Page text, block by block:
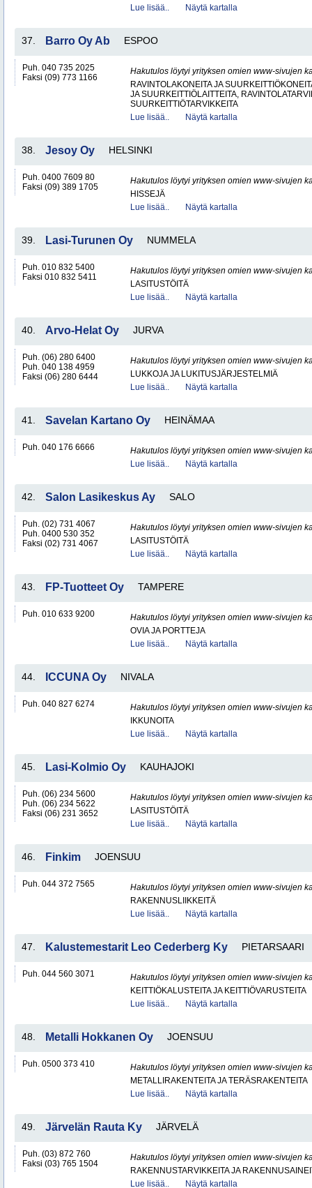
Lue lisää..
Näytä kartalla
37. Barro Oy Ab ESPOO
Puh. 040 735 2025
Faksi (09) 773 1166
Hakutulos löytyi yrityksen omien www-sivujen
RAVINTOLAKONEITA JA
JA SUURKEITTIÖLAITTEITA,
SUURKEITTIÖTARVIKKEITA
Lue lisää..
Näytä kartalla
38. Jesoy Oy HELSINKI
Puh. 0400 7609 80
Faksi (09) 389 1705
Hakutulos löytyi yrityksen omien www-sivujen
HISSEJÄ
Lue lisää..
Näytä kartalla
39. Lasi-Turunen Oy NUMMELA
Puh. 010 832 5400
Faksi 010 832 5411
Hakutulos löytyi yrityksen omien www-sivujen
LASITUSTÖITÄ
Lue lisää..
Näytä kartalla
40. Arvo-Helat Oy JURVA
Puh. (06) 280 6400
Puh. 040 138 4959
Faksi (06) 280 6444
Hakutulos löytyi yrityksen omien www-sivujen
LUKKOJA JA LUKITUSJÄRJESTELMIÄ
Lue lisää..
Näytä kartalla
41. Savelan Kartano Oy HEINÄMAA
Puh. 040 176 6666
Hakutulos löytyi yrityksen omien www-sivujen
Lue lisää..
Näytä kartalla
42. Salon Lasikeskus Ay SALO
Puh. (02) 731 4067
Puh. 0400 530 352
Faksi (02) 731 4067
Hakutulos löytyi yrityksen omien www-sivujen
LASITUSTÖITÄ
Lue lisää..
Näytä kartalla
43. FP-Tuotteet Oy TAMPERE
Puh. 010 633 9200
Hakutulos löytyi yrityksen omien www-sivujen
OVIA JA PORTTEJA
Lue lisää..
Näytä kartalla
44. ICCUNA Oy NIVALA
Puh. 040 827 6274
Hakutulos löytyi yrityksen omien www-sivujen
IKKUNOITA
Lue lisää..
Näytä kartalla
45. Lasi-Kolmio Oy KAUHAJOKI
Puh. (06) 234 5600
Puh. (06) 234 5622
Faksi (06) 231 3652
Hakutulos löytyi yrityksen omien www-sivujen
LASITUSTÖITÄ
Lue lisää..
Näytä kartalla
46. Finkim JOENSUU
Puh. 044 372 7565
Hakutulos löytyi yrityksen omien www-sivujen
RAKENNUSLIIKKEITÄ
Lue lisää..
Näytä kartalla
47. Kalustemestarit Leo Cederberg Ky PIETARSAARI
Puh. 044 560 3071
Hakutulos löytyi yrityksen omien www-sivujen
KEITTIÖKALUSTEITA JA KEITTIÖVARUSTEITA
Lue lisää..
Näytä kartalla
48. Metalli Hokkanen Oy JOENSUU
Puh. 0500 373 410
Hakutulos löytyi yrityksen omien www-sivujen
METALLIRAKENTEITA JA TERÄSRAKENTEITA
Lue lisää..
Näytä kartalla
49. Järvelän Rauta Ky JÄRVELÄ
Puh. (03) 872 760
Faksi (03) 765 1504
Hakutulos löytyi yrityksen omien www-sivujen
RAKENNUSTARVIKKEITA JA
Lue lisää..
Näytä kartalla